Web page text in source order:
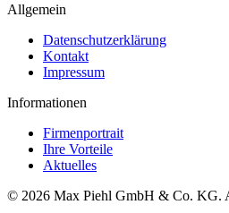
Allgemein
Datenschutzerklärung
Kontakt
Impressum
Informationen
Firmenportrait
Ihre Vorteile
Aktuelles
© 2026 Max Piehl GmbH & Co. KG.